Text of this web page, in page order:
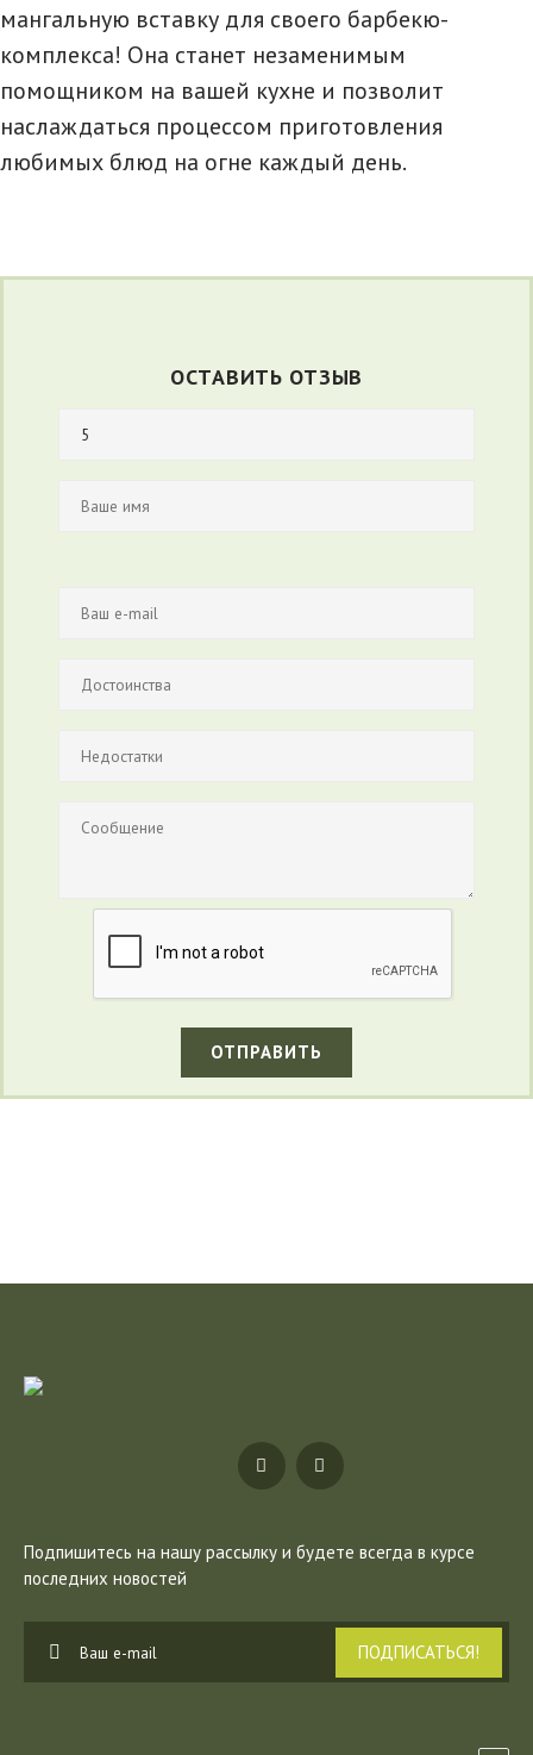
мангальную вставку для своего барбекю-
комплекса! Она станет незаменимым
помощником на вашей кухне и позволит
наслаждаться процессом приготовления
любимых блюд на огне каждый день.
ОСТАВИТЬ ОТЗЫВ
ОТПРАВИТЬ
Подпишитесь на нашу рассылку и будете всегда в курсе
последних новостей
ПОДПИСАТЬСЯ!